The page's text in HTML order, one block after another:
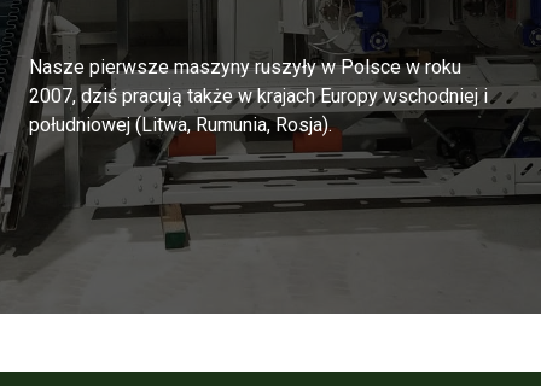
Nasze pierwsze maszyny ruszyły w Polsce w roku
2007, dziś pracują także w krajach Europy wschodniej i
południowej (Litwa, Rumunia, Rosja).